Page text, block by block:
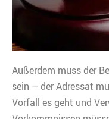
Außerdem muss der
sein – der Adressat
Vorfall es geht und